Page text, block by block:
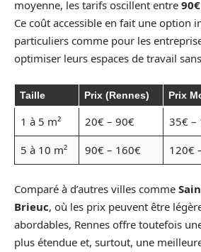
moyenne, les tarifs oscillent entre
Ce coût accessible en fait une option
particuliers comme pour les
optimiser leurs espaces de travail
Taille Prix (Rennes) Prix
1 à 5 m² 20€ – 90€
35€ –
5 à 10 m²
90€ – 160€ 120€
Comparé à d’autres villes comme
Brieuc, où les prix peuvent être
abordables, Rennes offre toutefois
plus étendue et, surtout, une